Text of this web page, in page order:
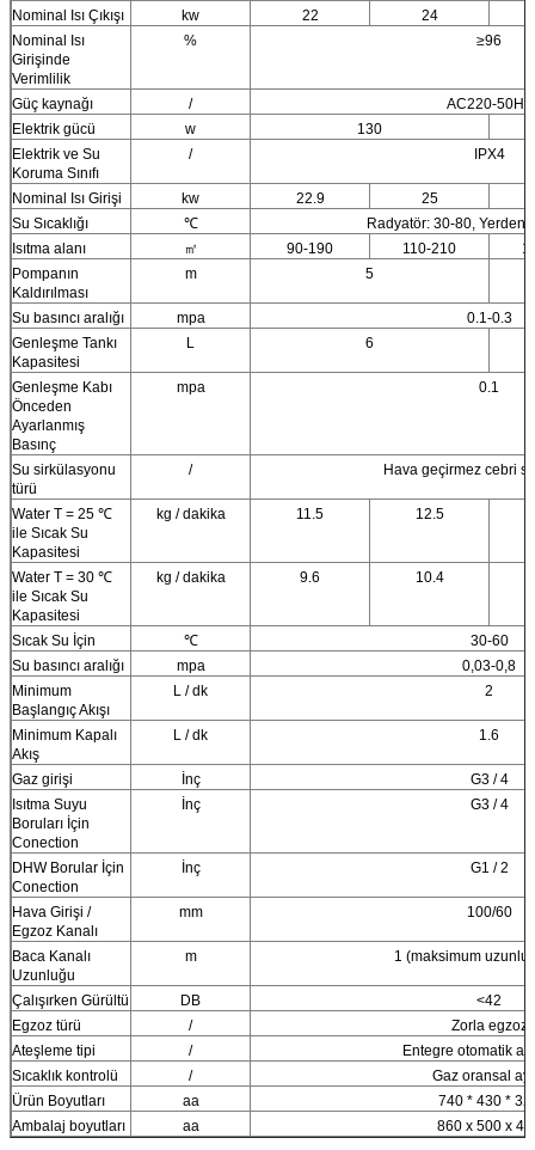
Nominal Isı Çıkışı kw 22
24
Nominal Isı
Girişinde
Verimlilik
% ≥96
Güç kaynağı /
AC220-50Hz
Elektrik gücü
w
130
Elektrik ve Su
Koruma Sınıfı
/ IPX4
Nominal Isı Girişi kw 22.9 25
Su Sıcaklığı
℃
Radyatör: 30-80, Yerden
Isıtma alanı
㎡ 90-190 110-210
Pompanın
Kaldırılması
m 5
Su basıncı aralığı mpa
0.1-0.3
Genleşme Tankı
Kapasitesi
L 6
Genleşme Kabı
Önceden
Ayarlanmış
Basınç
mpa 0.1
Su sirkülasyonu
türü
/ Hava geçirmez cebri
Water T = 25 ℃
ile Sıcak Su
Kapasitesi
kg / dakika 11.5 12.5
Water T = 30 ℃
ile Sıcak Su
Kapasitesi
kg / dakika 9.6 10.4
Sıcak Su İçin ℃
30-60
Su basıncı aralığı
mpa
0,03-0,8
Minimum
Başlangıç ​​Akışı
L / dk 2
Minimum Kapalı
Akış
L / dk 1.6
Gaz girişi İnç
G3 / 4
Isıtma Suyu
Boruları İçin
Conection
İnç G3 / 4
DHW Borular İçin
Conection
İnç G1 / 2
Hava Girişi /
Egzoz Kanalı
mm 100/60
Baca Kanalı
Uzunluğu
m 1 (maksimum
Çalışırken Gürültü DB
<42
Egzoz türü
/
Zorla egzoz
Ateşleme tipi
/
Entegre otomatik
Sıcaklık kontrolü
/
Gaz oransal
Ürün Boyutları
aa
740 * 430 *
Ambalaj boyutları
aa 860 x 500 x